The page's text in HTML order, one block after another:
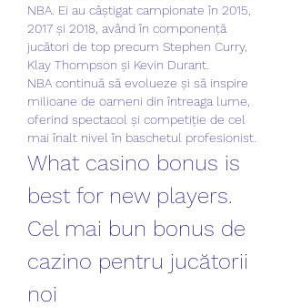
NBA. Ei au câștigat campionate în 2015,
2017 și 2018, având în componență
jucători de top precum Stephen Curry,
Klay Thompson și Kevin Durant.
NBA continuă să evolueze și să inspire
milioane de oameni din întreaga lume,
oferind spectacol și competiție de cel
mai înalt nivel în baschetul profesionist.
What casino bonus is
best for new players.
Cel mai bun bonus de
cazino pentru jucătorii
noi